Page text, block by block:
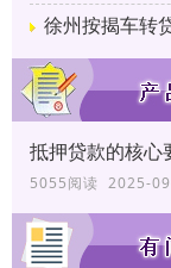
徐州按揭车转
抵押贷款的核心
5055阅读 2025-